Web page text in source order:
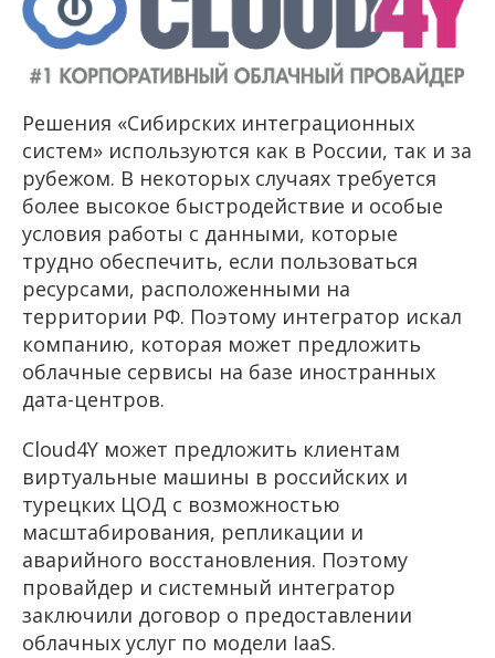
Решения «Сибирских интеграционных
систем» используются как в России, так и за
рубежом. В некоторых случаях требуется
более высокое быстродействие и особые
условия работы с данными, которые
трудно обеспечить, если пользоваться
ресурсами, расположенными на
территории РФ. Поэтому интегратор искал
компанию, которая может предложить
облачные сервисы на базе иностранных
дата-центров.
Cloud4Y может предложить клиентам
виртуальные машины в российских и
турецких ЦОД с возможностью
масштабирования, репликации и
аварийного восстановления. Поэтому
провайдер и системный интегратор
заключили договор о предоставлении
облачных услуг по модели IaaS.